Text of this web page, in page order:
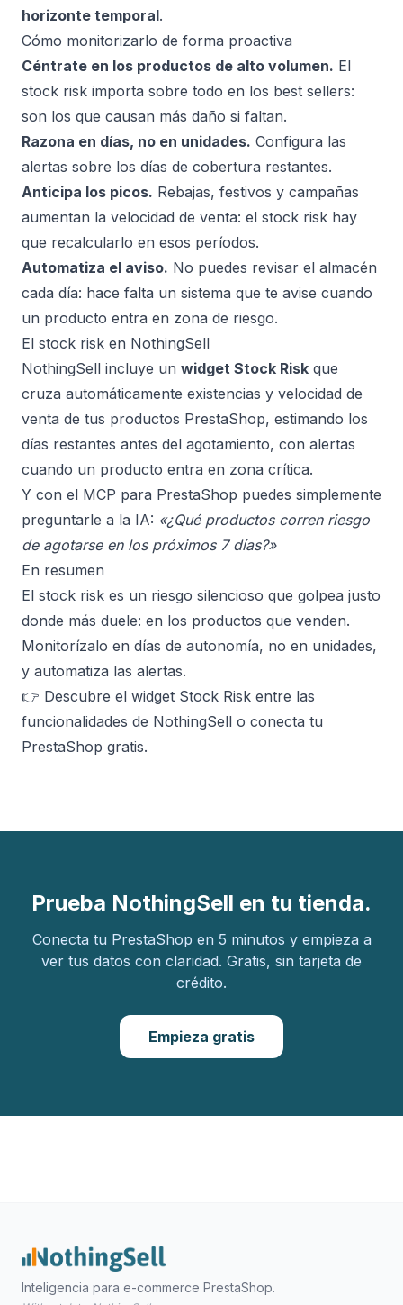
horizonte temporal.
Cómo monitorizarlo de forma proactiva
Céntrate en los productos de alto volumen. El
stock risk importa sobre todo en los best sellers:
son los que causan más daño si faltan.
Razona en días, no en unidades. Configura las
alertas sobre los días de cobertura restantes.
Anticipa los picos. Rebajas, festivos y campañas
aumentan la velocidad de venta: el stock risk hay
que recalcularlo en esos períodos.
Automatiza el aviso. No puedes revisar el almacén
cada día: hace falta un sistema que te avise cuando
un producto entra en zona de riesgo.
El stock risk en NothingSell
NothingSell incluye un widget Stock Risk que
cruza automáticamente existencias y velocidad de
venta de tus productos PrestaShop, estimando los
días restantes antes del agotamiento, con alertas
cuando un producto entra en zona crítica.
Y con el MCP para PrestaShop puedes simplemente
preguntarle a la IA: «¿Qué productos corren riesgo
de agotarse en los próximos 7 días?»
En resumen
El stock risk es un riesgo silencioso que golpea justo
donde más duele: en los productos que venden.
Monitorízalo en días de autonomía, no en unidades,
y automatiza las alertas.
👉 Descubre el widget Stock Risk entre las
funcionalidades de NothingSell o conecta tu
PrestaShop gratis.
Prueba NothingSell en tu tienda.
Conecta tu PrestaShop en 5 minutos y empieza a
ver tus datos con claridad. Gratis, sin tarjeta de
crédito.
Empieza gratis
Inteligencia para e-commerce PrestaShop.